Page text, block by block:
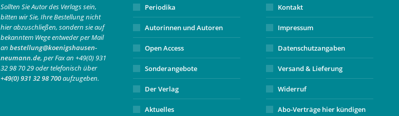
Sollten Sie Autor des Verlags sein,
bitten wir Sie, Ihre Bestellung nicht
hier abzuschließen, sondern sie auf
bekanntem Wege entweder per Mail
an bestellung@koenigshausen-
neumann.de, per Fax an +49(0) 931
32 98 70 29 oder telefonisch über
+49(0) 931 32 98 700aufzugeben.
Periodika
Autorinnen und Autoren
Open Access
Sonderangebote
Der Verlag
Aktuelles
Kontakt
Impressum
Datenschutzangaben
Versand & Lieferung
Widerruf
Abo-Verträge hier kündigen